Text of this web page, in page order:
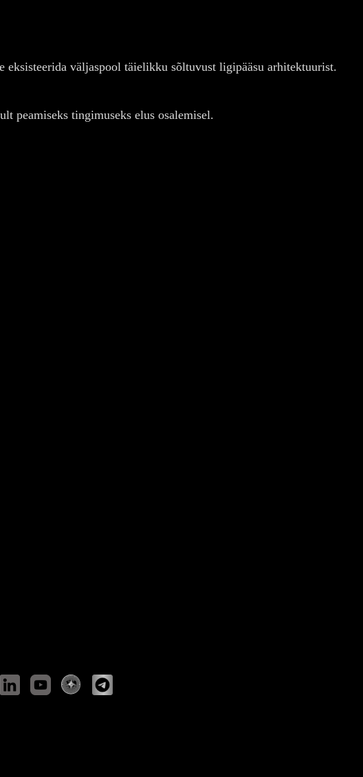
eksisteerida väljaspool täielikku sõltuvust ligipääsu arhitektuurist.
peamiseks tingimuseks elus osalemisel.